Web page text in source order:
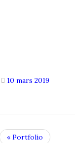
10 mars 2019
« Portfolio